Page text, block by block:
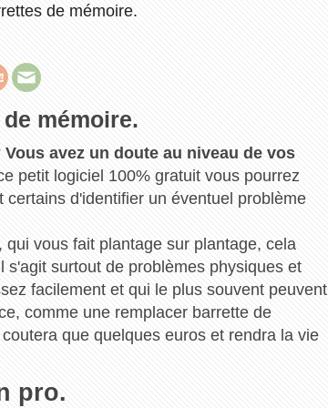
de mémoire.
mémoire.
Vous avez un doute au niveau de vos
petit logiciel 100% gratuit vous pourrez
d'identifier un éventuel problème
vous fait plantage sur plantage, cela
surtout de problèmes physiques et
facilement et qui le plus souvent peuvent
comme une remplacer barrette de
que quelques euros et rendra la vie
pro.